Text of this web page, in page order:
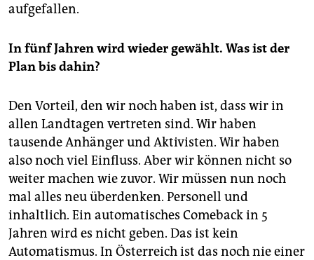
aufgefallen.
In fünf Jahren wird wieder gewählt. Was ist der
Plan bis dahin?
Den Vorteil, den wir noch haben ist, dass wir in
allen Landtagen vertreten sind. Wir haben
tausende Anhänger und Aktivisten. Wir haben
also noch viel Einfluss. Aber wir können nicht so
weiter machen wie zuvor. Wir müssen nun noch
mal alles neu überdenken. Personell und
inhaltlich. Ein automatisches Comeback in 5
Jahren wird es nicht geben. Das ist kein
Automatismus. In Österreich ist das noch nie einer